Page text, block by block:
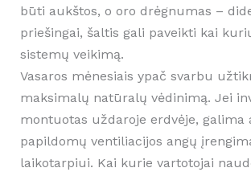
būti aukštos, o oro drėgnumas –
priešingai, šaltis gali paveikti kai
sistemų veikimą.
Vasaros mėnesiais ypač svarbu
maksimalų natūralų vėdinimą. Jei
montuotas uždaroje erdvėje, galima
papildomų ventiliacijos angų
laikotarpiui. Kai kurie vartotojai